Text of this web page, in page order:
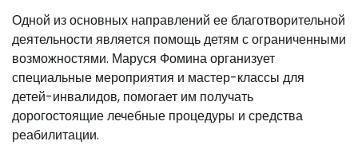
Одной из основных направлений ее благотворительной
деятельности является помощь детям с ограниченными
возможностями. Маруся Фомина организует
специальные мероприятия и мастер-классы для
детей-инвалидов, помогает им получать
дорогостоящие лечебные процедуры и средства
реабилитации.